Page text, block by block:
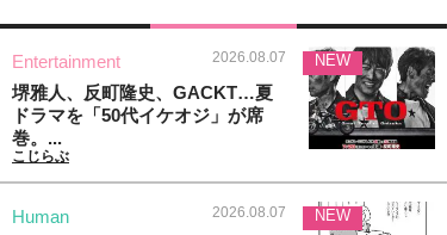
Entertainment 2026.08.07
堺雅人、反町隆史、GACKT…夏
ドラマを「50代イケオジ」が席
巻。...
こじらぶ
NEW
Human 2026.08.07 NEW